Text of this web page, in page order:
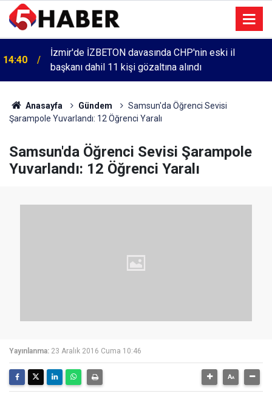
14:40
İzmir'de İZBETON davasında CHP'nin eski il
başkanı dahil 11 kişi gözaltına alındı
Anasayfa Gündem
Samsun'da Öğrenci Sevisi
Şarampole Yuvarlandı: 12 Öğrenci Yaralı
Samsun'da Öğrenci Sevisi Şarampole
Yuvarlandı: 12 Öğrenci Yaralı
Yayınlanma: 23 Aralık 2016 Cuma 10:46